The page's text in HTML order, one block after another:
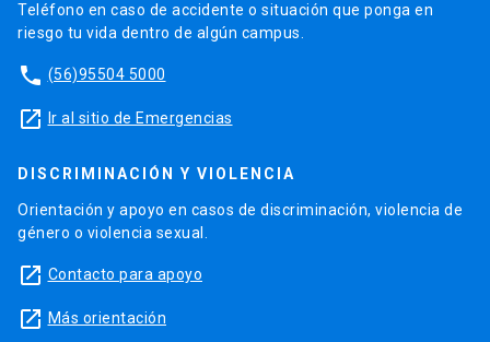
Teléfono en caso de accidente o situación que ponga en
riesgo tu vida dentro de algún campus.
phone (56)95504 5000
launch Ir al sitio de Emergencias
DISCRIMINACIÓN Y VIOLENCIA
Orientación y apoyo en casos de discriminación, violencia de
género o violencia sexual.
launch Contacto para apoyo
launch Más orientación